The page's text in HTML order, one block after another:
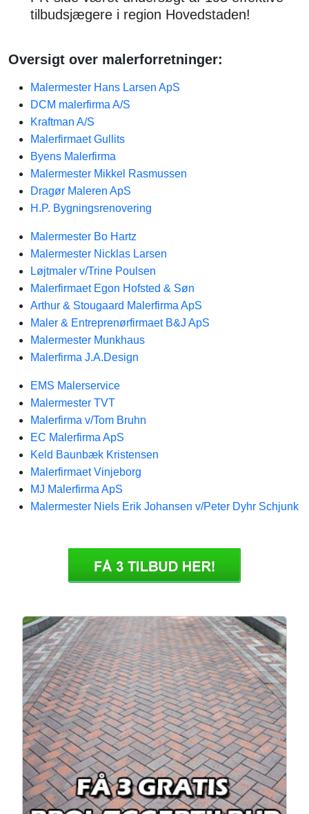
tilbudsjægere i region Hovedstaden!
Oversigt over malerforretninger:
Malermester Hans Larsen ApS
DCM malerfirma A/S
Kraftman A/S
Malerfirmaet Gullits
Byens Malerfirma
Malermester Mikkel Rasmussen
Dragør Maleren ApS
H.P. Bygningsrenovering
Malermester Bo Hartz
Malermester Nicklas Larsen
Løjtmaler v/Trine Poulsen
Malerfirmaet Egon Hofsted & Søn
Arthur & Stougaard Malerfirma ApS
Maler & Entreprenørfirmaet B&J ApS
Malermester Munkhaus
Malerfirma J.A.Design
EMS Malerservice
Malermester TVT
Malerfirma v/Tom Bruhn
EC Malerfirma ApS
Keld Baunbæk Kristensen
Malerfirmaet Vinjeborg
MJ Malerfirma ApS
Malermester Niels Erik Johansen v/Peter Dyhr Schjunk